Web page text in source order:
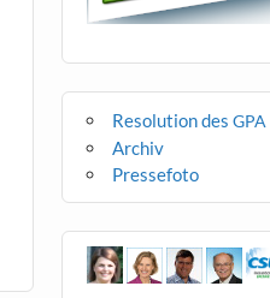
Resolution desGPA
Archiv
Pressefoto